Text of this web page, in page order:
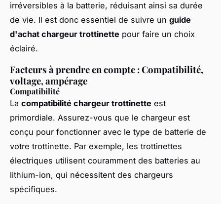
irréversibles à la batterie, réduisant ainsi sa durée
de vie. Il est donc essentiel de suivre un guide
d'achat chargeur trottinette pour faire un choix
éclairé.
Facteurs à prendre en compte : Compatibilité,
voltage, ampérage
Compatibilité
La compatibilité chargeur trottinette est
primordiale. Assurez-vous que le chargeur est
conçu pour fonctionner avec le type de batterie de
votre trottinette. Par exemple, les trottinettes
électriques utilisent couramment des batteries au
lithium-ion, qui nécessitent des chargeurs
spécifiques.